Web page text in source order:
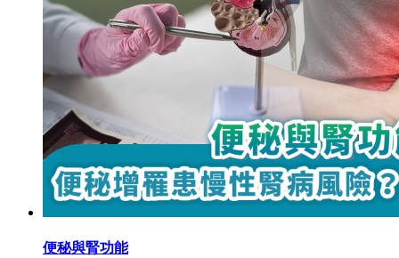
便秘與腎功能